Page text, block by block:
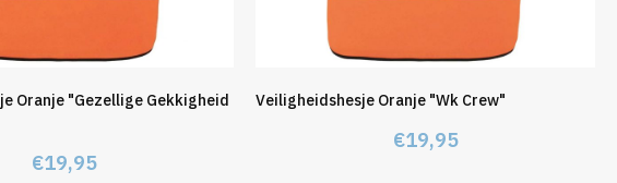
Oranje "Gezellige Gekkigheid
€19,95
Veiligheidshesje Oranje "Wk Crew"
€19,95